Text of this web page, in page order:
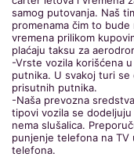
samog putovanja. Naš
promenama čim to
vremena prilikom
plaćaju taksu za
-Vrste vozila korišćena
putnika. U svakoj turi
prisutnih putnika.
-Naša prevozna
tipovi vozila se
nema slušalica.
punjenje telefona na TV
telefona.